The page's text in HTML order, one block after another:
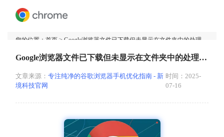
您的位置： 首页 > Google浏览器文件已下载但未显示在文件夹中的处理方法
Google浏览器文件已下载但未显示在文件夹中的处理方法
文章来源： 专注纯净的谷歌浏览器手机优化指南 - 新
境科技官网
时间：2025-
07-16